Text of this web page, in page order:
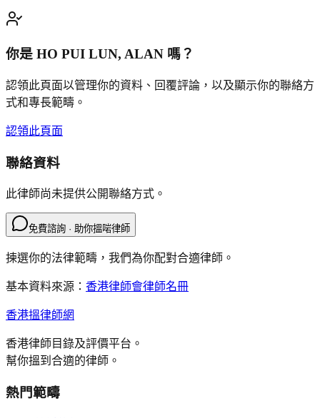
你是 HO PUI LUN, ALAN 嗎？
認領此頁面以管理你的資料、回覆評論，以及顯示你的聯絡方
式和專長範疇。
認領此頁面
聯絡資料
此律師尚未提供公開聯絡方式。
免費諮詢 · 助你搵啱律師
揀選你的法律範疇，我們為你配對合適律師。
基本資料來源： 香港律師會律師名冊
香港搵律師網
香港律師目錄及評價平台。
幫你搵到合適的律師。
熱門範疇